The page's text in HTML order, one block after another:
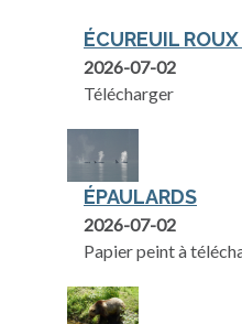
ÉCUREUIL
2026-07-02
Télécharger
ÉPAULARDS
2026-07-02
Papier peint à